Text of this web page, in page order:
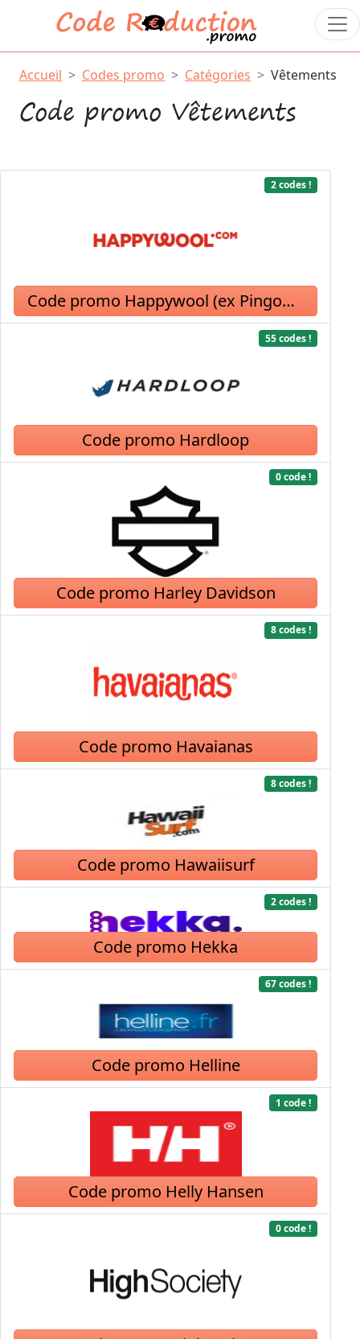
Accueil Codes promo Catégories Vêtements
Code promo Vêtements
2 codes !
Code promo Happywool (ex Pingouin)
55 codes !
Code promo Hardloop
0 code !
Code promo Harley Davidson
8 codes !
Code promo Havaianas
8 codes !
Code promo Hawaiisurf
2 codes !
Code promo Hekka
67 codes !
Code promo Helline
1 code !
Code promo Helly Hansen
0 code !